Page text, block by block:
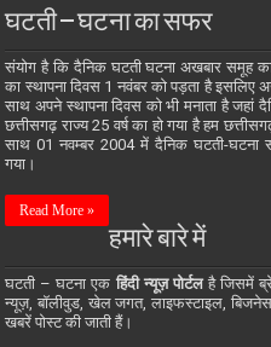
घटती – घटना का सफर
संयोग है कि दैनिक घटती घटना अखबार समूह
का स्थापना दिवस 1 नवंबर को पड़ता है इसलिए
साथ अपने स्थापना दिवस को भी मनाता है जहां
छत्तीसगढ़ राज्य 25 वर्ष का हो गया है हम
साथ 01 नवम्बर 2004 में दैनिक घटती-घटना
गया।
Read More »
हमारे बारे में
घटती – घटना एक हिंदी न्यूज़ पोर्टलहै जिसमें
न्यूज़, बॉलीवुड, खेल जगत, लाइफस्टाइल,
खबरें पोस्ट की जाती हैं।